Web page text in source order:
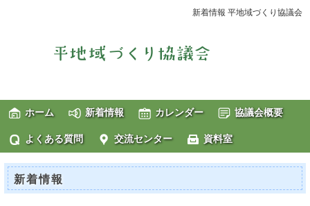
新着情報 平地域づくり協議会
ホーム 新着情報 カレンダー 協議会概要
よくある質問 交流センター 資料室
新着情報